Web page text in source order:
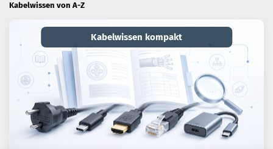
Kabelwissen von A-Z
Kabelwissen kompakt